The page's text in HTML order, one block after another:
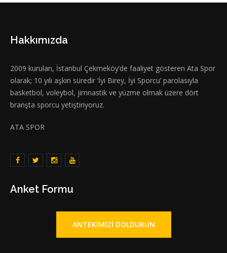
Hakkımızda
2009 kurulan, İstanbul Çekmeköy’de faaliyet gösteren Ata Spor
olarak; 10 yılı aşkın süredir ‘İyi Birey, İyi Sporcu’ parolasıyla
basketbol, voleybol, jimnastik ve yüzme olmak üzere dört
branşta sporcu yetiştiriyoruz.
ATA SPOR
Anket Formu
ANTEKIMIZI DOLDURUN